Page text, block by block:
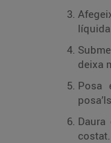
deixa
Posa
costat.